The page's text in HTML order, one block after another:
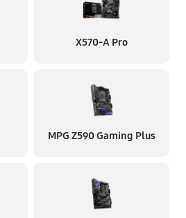
X570-A Pro
MPG Z590 Gaming Plus